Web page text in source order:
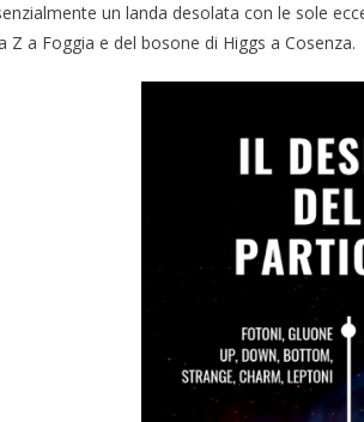
un landa desolata con le sole
Z a Foggia e del bosone di Higgs a Cosenza.